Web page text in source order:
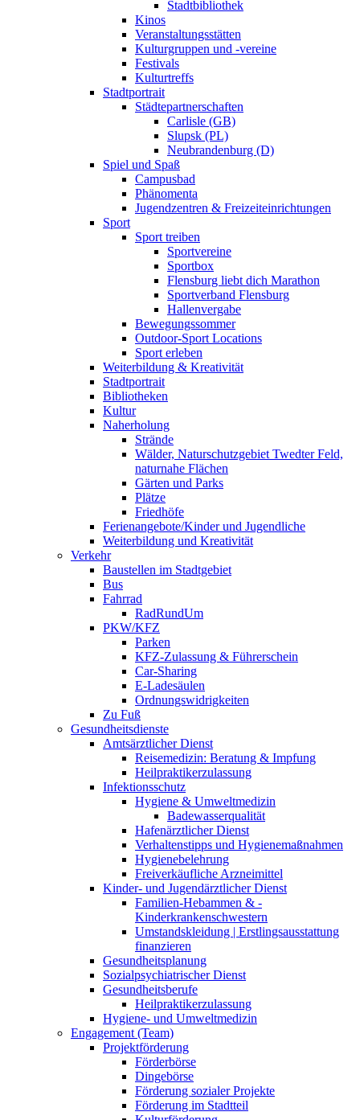
Stadtbibliothek
Kinos
Veranstaltungsstätten
Kulturgruppen und -vereine
Festivals
Kulturtreffs
Stadtportrait
Städtepartnerschaften
Carlisle (GB)
Slupsk (PL)
Neubrandenburg (D)
Spiel und Spaß
Campusbad
Phänomenta
Jugendzentren & Freizeiteinrichtungen
Sport
Sport treiben
Sportvereine
Sportbox
Flensburg liebt dich Marathon
Sportverband Flensburg
Hallenvergabe
Bewegungssommer
Outdoor-Sport Locations
Sport erleben
Weiterbildung & Kreativität
Stadtportrait
Bibliotheken
Kultur
Naherholung
Strände
Wälder, Naturschutzgebiet Twedter Feld,
naturnahe Flächen
Gärten und Parks
Plätze
Friedhöfe
Ferienangebote/Kinder und Jugendliche
Weiterbildung und Kreativität
Verkehr
Baustellen im Stadtgebiet
Bus
Fahrrad
RadRundUm
PKW/KFZ
Parken
KFZ-Zulassung & Führerschein
Car-Sharing
E-Ladesäulen
Ordnungswidrigkeiten
Zu Fuß
Gesundheitsdienste
Amtsärztlicher Dienst
Reisemedizin: Beratung & Impfung
Heilpraktikerzulassung
Infektionsschutz
Hygiene & Umweltmedizin
Badewasserqualität
Hafenärztlicher Dienst
Verhaltenstipps und Hygienemaßnahmen
Hygienebelehrung
Freiverkäufliche Arzneimittel
Kinder- und Jugendärztlicher Dienst
Familien-Hebammen & -
Kinderkrankenschwestern
Umstandskleidung | Erstlingsausstattung
finanzieren
Gesundheitsplanung
Sozialpsychiatrischer Dienst
Gesundheitsberufe
Heilpraktikerzulassung
Hygiene- und Umweltmedizin
Engagement (Team)
Projektförderung
Förderbörse
Dingebörse
Förderung sozialer Projekte
Förderung im Stadtteil